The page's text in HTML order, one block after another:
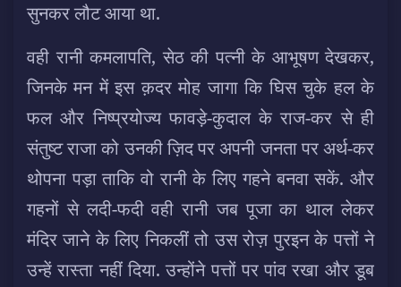
सुनकर लौट आया था.
वही रानी कमलापति, सेठ की पत्नी के आभूषण देखकर,
जिनके मन में इस क़दर मोह जागा कि घिस चुके हल के
फल और निष्प्रयोज्य फावड़े-कुदाल के राज-कर से ही
संतुष्ट राजा को उनकी ज़िद पर अपनी जनता पर अर्थ-कर
थोपना पड़ा ताकि वो रानी के लिए गहने बनवा सकें. और
गहनों से लदी-फदी वही रानी जब पूजा का थाल लेकर
मंदिर जाने के लिए निकलीं तो उस रोज़ पुरइन के पत्तों ने
उन्हें रास्ता नहीं दिया. उन्होंने पत्तों पर पांव रखा और डूब